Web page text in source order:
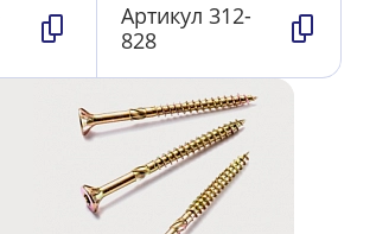
Артикул 312-
828